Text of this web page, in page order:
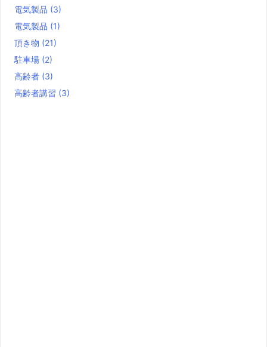
電気製品 (3)
電気製品 (1)
頂き物 (21)
駐車場 (2)
高齢者 (3)
高齢者講習 (3)